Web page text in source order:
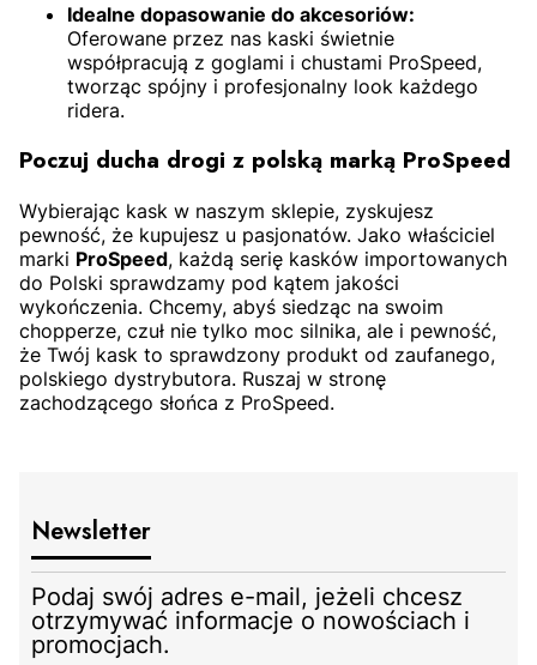
Idealne dopasowanie do akcesoriów:
Oferowane przez nas kaski świetnie
współpracują z goglami i chustami ProSpeed,
tworząc spójny i profesjonalny look każdego
ridera.
Poczuj ducha drogi z polską marką ProSpeed
Wybierając kask w naszym sklepie, zyskujesz
pewność, że kupujesz u pasjonatów. Jako właściciel
marki ProSpeed, każdą serię kasków importowanych
do Polski sprawdzamy pod kątem jakości
wykończenia. Chcemy, abyś siedząc na swoim
chopperze, czuł nie tylko moc silnika, ale i pewność,
że Twój kask to sprawdzony produkt od zaufanego,
polskiego dystrybutora. Ruszaj w stronę
zachodzącego słońca z ProSpeed.
Newsletter
Podaj swój adres e-mail, jeżeli chcesz
otrzymywać informacje o nowościach i
promocjach.